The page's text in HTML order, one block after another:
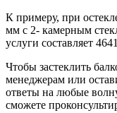
К примеру, при
мм с 2- камерным
услуги составляет
Чтобы застеклить
менеджерам или
ответы на любые
сможете